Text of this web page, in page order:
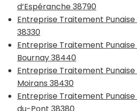
d’Espéranche 38790
Entreprise Traitement
38330
Entreprise Traitement
Bournay 38440
Entreprise Traitement
Moirans 38430
Entreprise Traitement
du-Pont 38380